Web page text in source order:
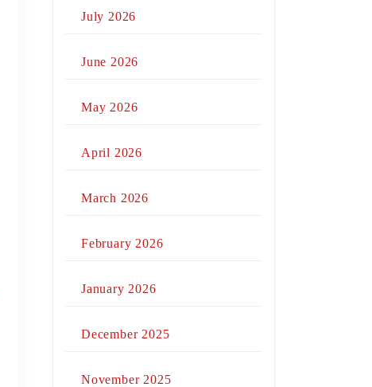
July 2026
June 2026
May 2026
April 2026
March 2026
February 2026
January 2026
December 2025
November 2025